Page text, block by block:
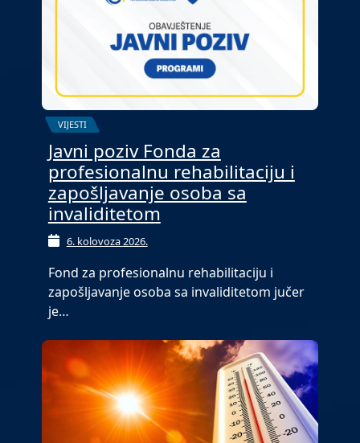
VIJESTI
Javni poziv Fonda za
profesionalnu rehabilitaciju i
zapošljavanje osoba sa
invaliditetom
6. kolovoza 2026.
Fond za profesionalnu rehabilitaciju i
zapošljavanje osoba sa invaliditetom jučer
je…